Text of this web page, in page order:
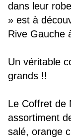
dans leur
» est à
Rive Gauche
Un véritable
grands !!
Le Coffret de
assortiment
salé, orange